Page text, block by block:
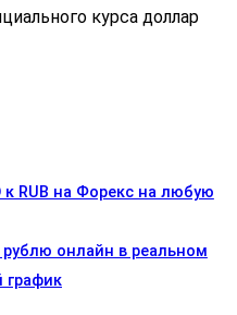
курса доллар
RUB на Форекс на любую
онлайн в реальном
график